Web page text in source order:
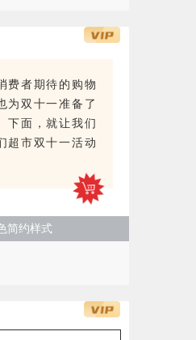
费者期待的购物
为双十一准备了
下面，就让我们
超市双十一活动
简约样式